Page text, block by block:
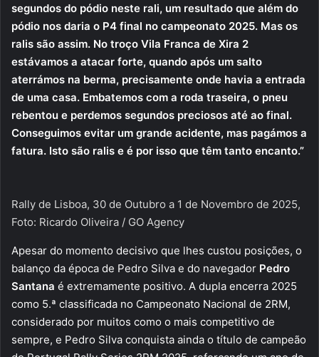
segundos do pódio neste rali, um resultado que além do
pódio nos daria o P4 final no campeonato 2025. Mas os
ralis são assim. No troço Vila Franca de Xira 2
estávamos a atacar forte, quando após um salto
aterrámos na berma, precisamente onde havia a entrada
de uma casa. Embatemos com a roda traseira, o pneu
rebentou e perdemos segundos preciosos até ao final.
Conseguimos evitar um grande acidente, mas pagámos a
fatura. Isto são ralis e é por isso que têm tanto encanto.”
Rally de Lisboa, 30 de Outubro a 1 de Novembro de 2025,
Foto: Ricardo Oliveira / GO Agency
Apesar do momento decisivo que lhes custou posições, o
balanço da época de Pedro Silva e do navegador Pedro
Santana é extremamente positivo. A dupla encerra 2025
como 5.ª classificada no Campeonato Nacional de 2RM,
considerado por muitos como o mais competitivo de
sempre, e Pedro Silva conquista ainda o título de campeão